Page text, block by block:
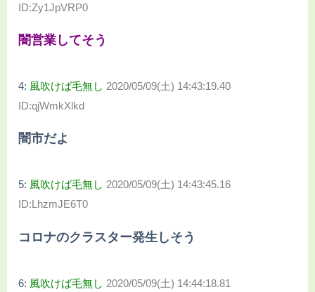
ID:Zy1JpVRP0
闇営業してそう
4: 風吹けば毛無し 2020/05/09(土) 14:43:19.40
ID:qjWmkXlkd
闇市だよ
5: 風吹けば毛無し 2020/05/09(土) 14:43:45.16
ID:LhzmJE6T0
コロナのクラスター発生しそう
6: 風吹けば毛無し 2020/05/09(土) 14:44:18.81